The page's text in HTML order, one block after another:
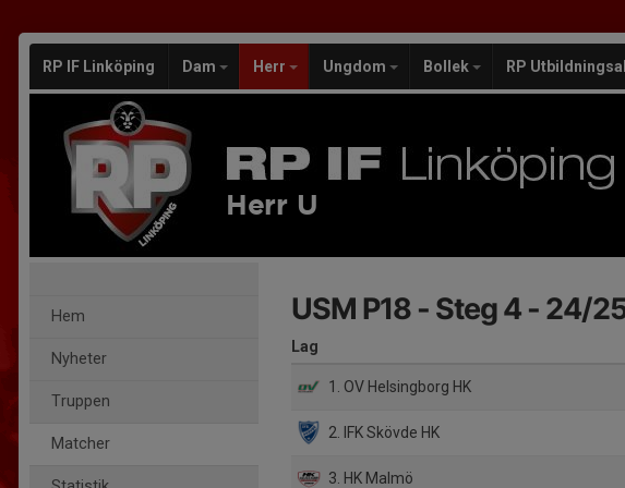
RP IF Linköping Dam Herr Ungdom Bollek RP
Herr U
Hem
Nyheter
Truppen
Matcher
USM P18 - Steg 4 - 24/
Lag
1. OV Helsingborg HK
2. IFK Skövde HK
3. HK Malmö